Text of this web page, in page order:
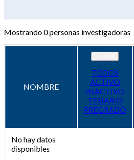
Mostrando0personas investigadoras
NOMBRE
TODOS
ACTIVO
INACTIVO
TESIARIO
PREGRADO
No hay datos
disponibles